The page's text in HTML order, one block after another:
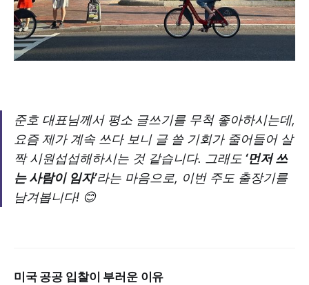
준호 대표님께서 평소 글쓰기를 무척 좋아하시는데,
요즘 제가 계속 쓰다 보니 글 쓸 기회가 줄어들어 살
짝 시원섭섭해하시는 것 같습니다. 그래도 ‘먼저 쓰
는 사람이 임자’라는 마음으로, 이번 주도 출장기를
남겨봅니다! 😊
미국 공공 입찰이 부러운 이유